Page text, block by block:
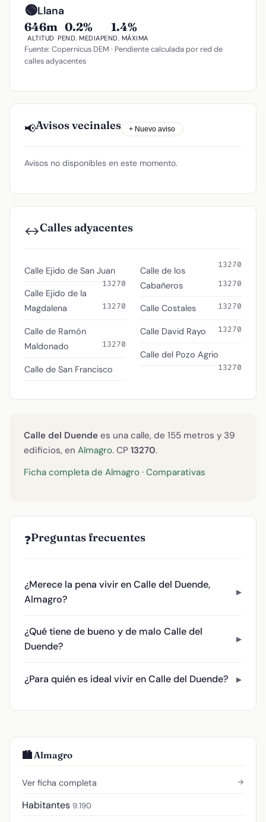
🟢Llana
646m
ALTITUD
0.2%
PEND. MEDIA
1.4%
PEND. MÁXIMA
Fuente: Copernicus DEM · Pendiente calculada por red de
calles adyacentes
📢Avisos vecinales + Nuevo aviso
Avisos no disponibles en este momento.
↔️Calles adyacentes
Calle Ejido de San Juan
13270
Calle Ejido de la
Magdalena
13270
Calle de Ramón
Maldonado
13270
Calle de San Francisco
13270
Calle de los
Cabañeros
13270
Calle Costales 13270
Calle David Rayo 13270
Calle del Pozo Agrio
13270
Calle del Duende es una calle, de 155 metros y 39
edificios, en Almagro. CP 13270.
Ficha completa de Almagro · Comparativas
❓Preguntas frecuentes
¿Merece la pena vivir en Calle del Duende,
Almagro?
¿Qué tiene de bueno y de malo Calle del
Duende?
¿Para quién es ideal vivir en Calle del Duende?
🏙️ Almagro
Ver ficha completa →
Habitantes 9.190